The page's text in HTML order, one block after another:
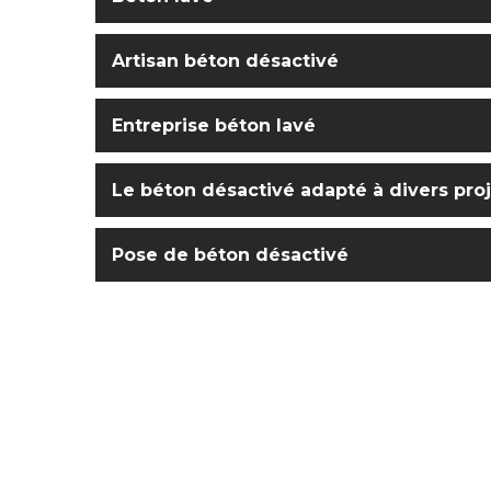
Artisan béton désactivé
Entreprise béton lavé
Le béton désactivé adapté à divers
Pose de béton désactivé